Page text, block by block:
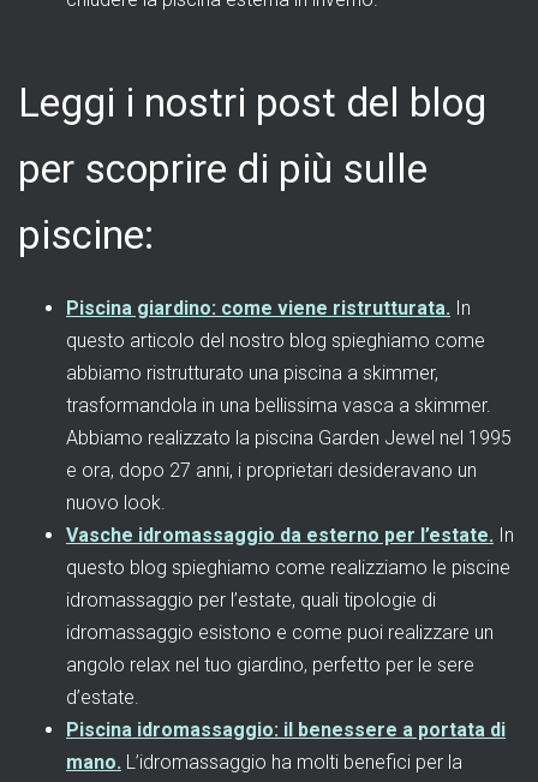
Leggi i nostri post del blog
per scoprire di più sulle
piscine:
Piscina giardino: come viene ristrutturata. In
questo articolo del nostro blog spieghiamo come
abbiamo ristrutturato una piscina a skimmer,
trasformandola in una bellissima vasca a skimmer.
Abbiamo realizzato la piscina Garden Jewel nel 1995
e ora, dopo 27 anni, i proprietari desideravano un
nuovo look.
Vasche idromassaggio da esterno per l’estate. In
questo blog spieghiamo come realizziamo le piscine
idromassaggio per l’estate, quali tipologie di
idromassaggio esistono e come puoi realizzare un
angolo relax nel tuo giardino, perfetto per le sere
d’estate.
Piscina idromassaggio: il benessere a portata di
mano. L’idromassaggio ha molti benefici per la